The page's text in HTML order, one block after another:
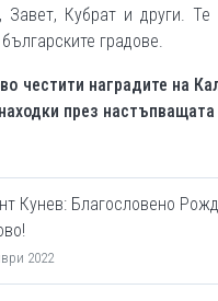
Завет, Кубрат и други.
градове.
честити наградите на
през настъпващата
Кунев: Благословено
2022